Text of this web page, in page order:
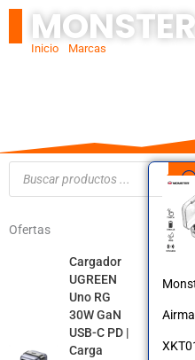
MONSTER
Inicio Marcas
Búsqueda
productos
Ofertas
Cargador
UGREEN
Uno RG
30W GaN
USB-C PD |
Carga
precio